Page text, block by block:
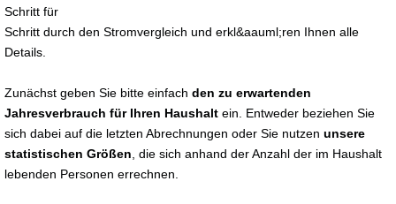
Schritt für
Schritt durch den Stromvergleich und erkl&aauml;ren Ihnen alle
Details.
Zunächst geben Sie bitte einfach den zu erwartenden
Jahresverbrauch für Ihren Haushalt ein. Entweder beziehen Sie
sich dabei auf die letzten Abrechnungen oder Sie nutzen unsere
statistischen Größen , die sich anhand der Anzahl der im Haushalt
lebenden Personen errechnen.